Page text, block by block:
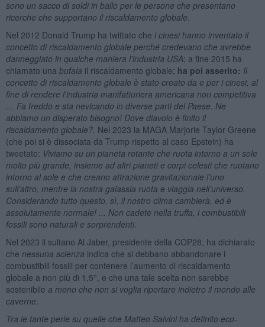
sono un sacco di soldi in ballo per le persone che presentano
ricerche che supportano il riscaldamento globale
Nel 2012 Donald Trump ha twittato che i cinesi hanno inventato il
concetto di riscaldamento globale perché credevano che avrebbe
danneggiato in qualche maniera l’industria USA; a fine 2015 ha
chiamato una bufala il riscaldamento globale; ha poi asserito: Il
concetto di riscaldamento globale è stato creato da e per i cinesi, al
fine di rendere l'industria manifatturiera americana non competitiva
… Fa freddo e sta nevicando in diverse parti del Paese. Ne
abbiamo un disperato bisogno! Dove diavolo è finito il
riscaldamento globale?. Nel 2023 la MAGA Marjorie Taylor Greene
(che poi si è dissociata da Trump rispetto al caso Epstein) ha
tweetato: Viviamo su un pianeta rotante che ruota intorno a un sole
molto più grande, insieme ad altri pianeti e corpi celesti che ruotano
intorno al sole e che creano attrazione gravitazionale l’uno
sull'altro, mentre la nostra galassia ruota e viaggia nell’universo.
Considerando tutto questo, sì, il nostro clima cambierà, ed è
assolutamente normale! ... Non cadete nella truffa, i combustibili
fossili sono naturali e sorprendenti.
Nel 2023 il sultano Al Jaber, presidente della COP28, ha dichiarato
che nessuna scienza indica che si debbano abbandonare i
combustibili fossili per contenere l’aumento di riscaldamento
globale a non più di 1,5°, e che una tale scelta non sarebbe
sostenibile a meno che non si voglia riportare indietro il mondo alle
caverne
Tra le tante perle su quelle che Matteo Salvini ha definito eco-